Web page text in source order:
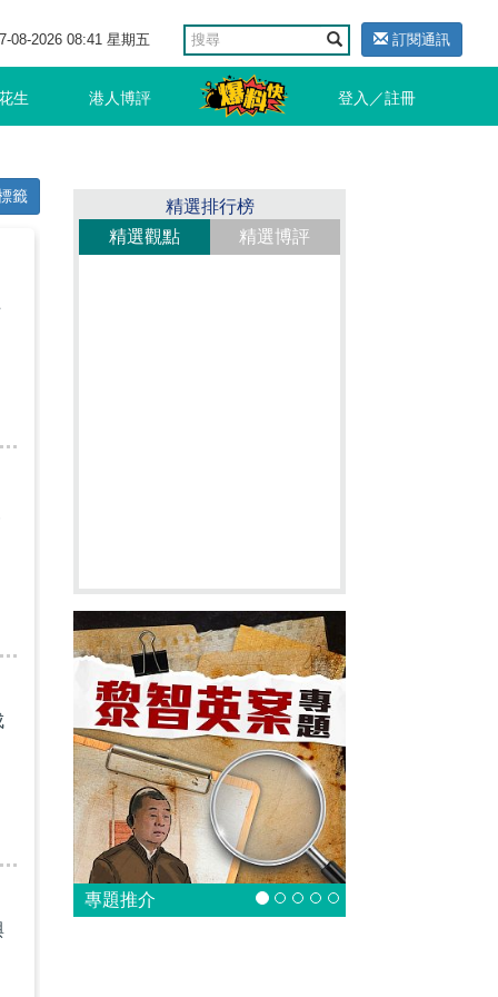
08-2026 08:41 星期五 訂閱通訊
生 港人博評 登入／註冊
籤
精選排行榜
精選觀點
精選博評
專題推介